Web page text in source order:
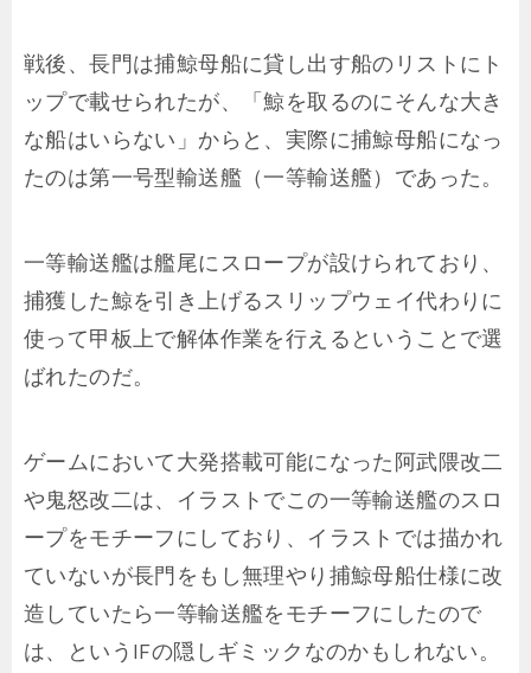
戦後、長門は捕鯨母船に貸し出す船のリストにト
ップで載せられたが、「鯨を取るのにそんな大き
な船はいらない」からと、実際に捕鯨母船になっ
たのは第一号型輸送艦（一等輸送艦）であった。
一等輸送艦は艦尾にスロープが設けられており、
捕獲した鯨を引き上げるスリップウェイ代わりに
使って甲板上で解体作業を行えるということで選
ばれたのだ。
ゲームにおいて大発搭載可能になった阿武隈改二
や鬼怒改二は、イラストでこの一等輸送艦のスロ
ープをモチーフにしており、イラストでは描かれ
ていないが長門をもし無理やり捕鯨母船仕様に改
造していたら一等輸送艦をモチーフにしたので
は、というIFの隠しギミックなのかもしれない。